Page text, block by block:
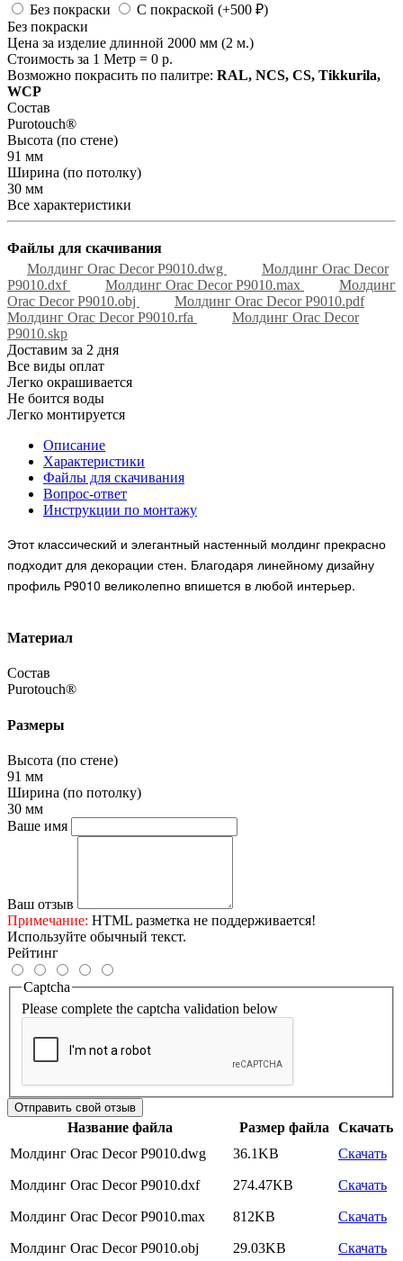
Без покраски
С покраской (+500 ₽)
Без покраски
Цена за изделие длинной 2000 мм (2 м.)
Стоимость за 1 Метр = 0 р.
Возможно покрасить по палитре: RAL, NCS, CS, Tikkurila,
WCP
Состав
Purotouch®
Высота (по стене)
91 мм
Ширина (по потолку)
30 мм
Все характеристики
Файлы для скачивания
Молдинг Orac Decor P9010.dwg
Молдинг Orac Decor
P9010.dxf
Молдинг Orac Decor P9010.max
Молдинг
Orac Decor P9010.obj
Молдинг Orac Decor P9010.pdf
Молдинг Orac Decor P9010.rfa
Молдинг Orac Decor
P9010.skp
Доставим за 2 дня
Все виды оплат
Легко окрашивается
Не боится воды
Легко монтируется
Описание
Характеристики
Файлы для скачивания
Вопрос-ответ
Инструкции по монтажу
Этот классический и элегантный настенный молдинг прекрасно
подходит для декорации стен. Благодаря линейному дизайну
профиль Р9010 великолепно впишется в любой интерьер.
Материал
Состав
Purotouch®
Размеры
Высота (по стене)
91 мм
Ширина (по потолку)
30 мм
Ваше имя
Ваш отзыв
Примечание: HTML разметка не поддерживается!
Используйте обычный текст.
Рейтинг
Captcha
Please complete the captcha validation below
Отправить свой отзыв
Название файла Размер файла
Скачать
Молдинг Orac Decor P9010.dwg
36.1KB Скачать
Молдинг Orac Decor P9010.dxf 274.47KB Скачать
Молдинг Orac Decor P9010.max 812KB Скачать
Молдинг Orac Decor P9010.obj 29.03KB Скачать